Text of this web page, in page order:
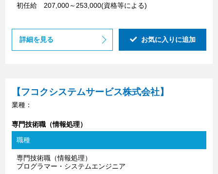
初任給 207,000～253,000(資格等による)
詳細を見る お気に入りに追加
【フコクシステムサービス株式会社】
業種：
専門技術職（情報処理）
職種
専門技術職（情報処理）
プログラマー・システムエンジニア